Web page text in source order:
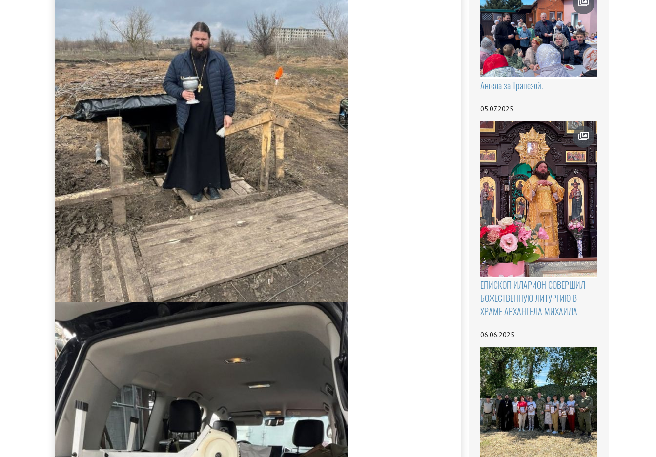
Ангела за Трапезой.
05.07.2025
ЕПИСКОП ИЛАРИОН СОВЕРШИЛ
БОЖЕСТВЕННУЮ ЛИТУРГИЮ В
ХРАМЕ АРХАНГЕЛА МИХАИЛА
06.06.2025